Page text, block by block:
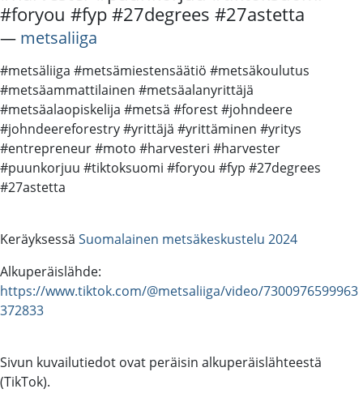
#foryou #fyp #27degrees #27astetta
― metsaliiga
#metsäliiga #metsämiestensäätiö #metsäkoulutus
#metsäammattilainen #metsäalanyrittäjä
#metsäalaopiskelija #metsä #forest #johndeere
#johndeereforestry #yrittäjä #yrittäminen #yritys
#entrepreneur #moto #harvesteri #harvester
#puunkorjuu #tiktoksuomi #foryou #fyp #27degrees
#27astetta
Keräyksessä Suomalainen metsäkeskustelu 2024
Alkuperäislähde:
https://www.tiktok.com/@metsaliiga/video/7300976599963
372833
Sivun kuvailutiedot ovat peräisin alkuperäislähteestä
(TikTok).